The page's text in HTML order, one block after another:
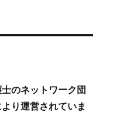
のネットワーク団
り運営されていま